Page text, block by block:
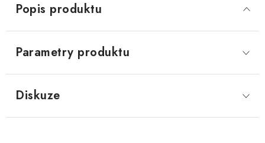
Popis produktu
Parametry produktu
Diskuze